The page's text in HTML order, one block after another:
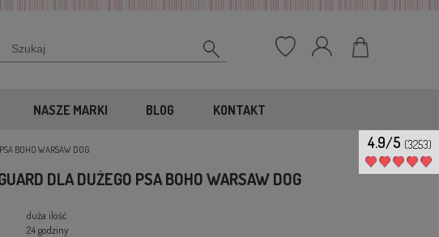
NASZE MARKI BLOG KONTAKT
BOHO WARSAW DOG
DLA DUŻEGO PSA BOHO WARSAW DOG
duża ilość
24 godziny
4.9/5 (3253)